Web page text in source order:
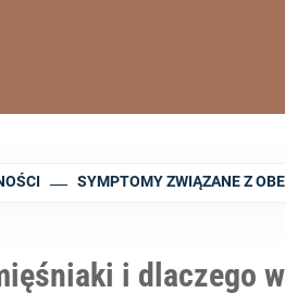
SYMPTOMY ZWIĄZANE Z
i dlaczego